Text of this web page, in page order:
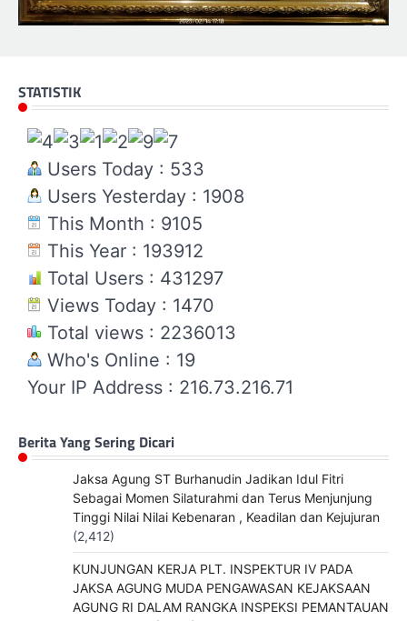
STATISTIK
Users Today : 533
Users Yesterday : 1908
This Month : 9105
This Year : 193912
Total Users : 431297
Views Today : 1470
Total views : 2236013
Who's Online : 19
Your IP Address : 216.73.216.71
Berita Yang Sering Dicari
Jaksa Agung ST Burhanudin Jadikan Idul Fitri
Sebagai Momen Silaturahmi dan Terus Menjunjung
Tinggi Nilai Nilai Kebenaran , Keadilan dan Kejujuran
(2,412)
KUNJUNGAN KERJA PLT. INSPEKTUR IV PADA
JAKSA AGUNG MUDA PENGAWASAN KEJAKSAAN
AGUNG RI DALAM RANGKA INSPEKSI PEMANTAUAN